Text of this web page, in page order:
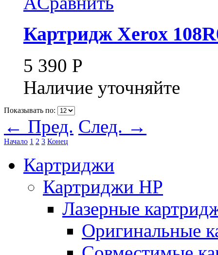
Картридж Xerox
5 390 Р
Наличие уточняйте
Показывать по:
← Пред. След. →
Начало 1 2 3 Конец
Картриджи
Картриджи HP
Лазерные
Оригинальные